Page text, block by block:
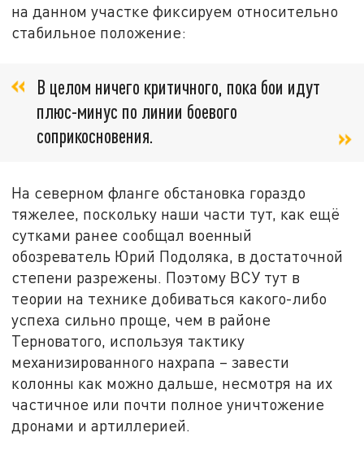
на данном участке фиксируем относительно
стабильное положение:
В целом ничего критичного, пока бои идут
плюс-минус по линии боевого
соприкосновения.
На северном фланге обстановка гораздо
тяжелее, поскольку наши части тут, как ещё
сутками ранее сообщал военный
обозреватель Юрий Подоляка, в достаточной
степени разрежены. Поэтому ВСУ тут в
теории на технике добиваться какого-либо
успеха сильно проще, чем в районе
Терноватого, используя тактику
механизированного нахрапа – завести
колонны как можно дальше, несмотря на их
частичное или почти полное уничтожение
дронами и артиллерией.